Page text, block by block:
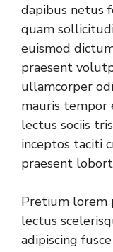
dapibus netus
quam
euismod
praesent
ullamcorper
mauris tempor
lectus sociis
inceptos taciti
praesent
Pretium lorem
lectus
adipiscing